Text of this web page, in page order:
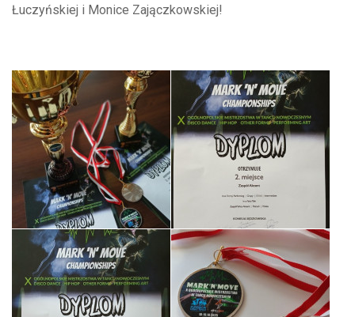
Łuczyńskiej i Monice Zajączkowskiej!